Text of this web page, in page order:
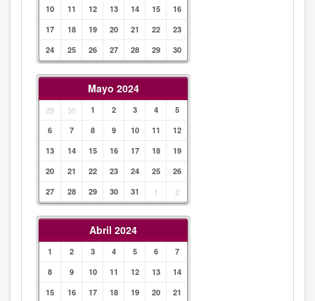
10
11 12 13 14 15
16
17
18 19 20 21 22
23
24
25 26 27 28 29 30
Mayo 2024
29 30 1 2 3 4
5
6
7 8 9 10 11
12
13
14 15 16 17 18
19
20
21 22 23 24 25
26
27
28 29 30 31 1 2
Abril 2024
1 2 3 4 5 6
7
8
9 10 11 12 13
14
15
16 17 18 19 20
21